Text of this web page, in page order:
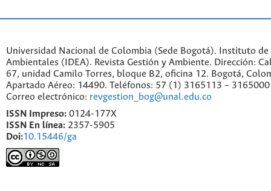
Universidad Nacional de Colombia (Sede Bogotá). Instituto de
Ambientales (IDEA). Revista Gestión y Ambiente. Dirección:
67, unidad Camilo Torres, bloque B2, oficina 12. Bogotá,
Apartado Aéreo: 14490. Teléfonos: 57 (1) 3165113 –
Correo electrónico: revgestion_bog@unal.edu.co
ISSN Impreso: 0124-177X
ISSN En línea: 2357-5905
Doi:10.15446/ga